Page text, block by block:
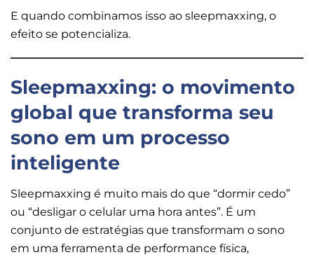
E quando combinamos isso ao sleepmaxxing, o
efeito se potencializa.
Sleepmaxxing: o movimento
global que transforma seu
sono em um processo
inteligente
Sleepmaxxing é muito mais do que “dormir cedo”
ou “desligar o celular uma hora antes”. É um
conjunto de estratégias que transformam o sono
em uma ferramenta de performance física,